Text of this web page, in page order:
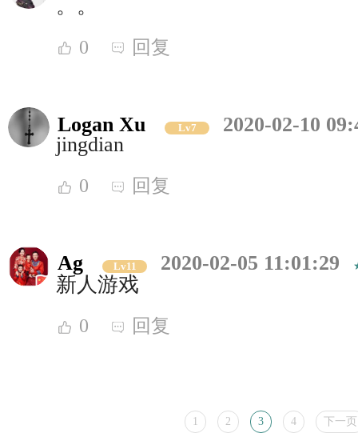
。。
0 回复
Logan Xu Lv7
2020-02-10
jingdian
0 回复
Ag Lv11
2020-02-05 11:01:29
新人游戏
0 回复
1 2 3 4 下一页